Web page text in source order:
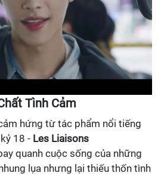
Tình Cảm
hứng từ tác phẩm nổi tiếng
18 - Les Liaisons
quanh cuộc sống của những
lụa nhưng lại thiếu thốn tình